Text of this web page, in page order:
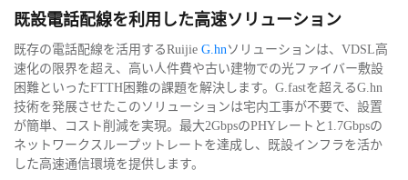
既設電話配線を利用した高速ソリューション
既存の電話配線を活用するRuijie G.hn ソリューションは、VDSL高
速化の限界を超え、高い人件費や古い建物での光ファイバー敷設
困難といったFTTH困難の課題を解決します。G.fastを超えるG.hn
技術を発展させたこのソリューションは宅内工事が不要で、設置
が簡単、コスト削減を実現。最大2GbpsのPHYレートと1.7Gbpsの
ネットワークスループットレートを達成し、既設インフラを活か
した高速通信環境を提供します。